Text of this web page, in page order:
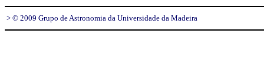
> © 2009 Grupo de Astronomia da Universidade da Madeira